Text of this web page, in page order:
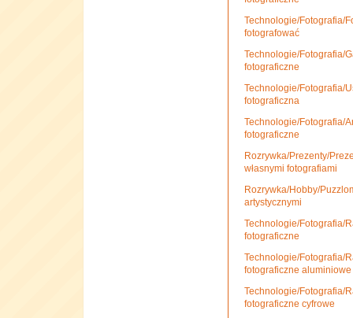
Technologie/Fotografia/
fotografować
Technologie/Fotografia/
fotograficzne
Technologie/Fotografia/
fotograficzna
Technologie/Fotografia/
fotograficzne
Rozrywka/Prezenty/
własnymi fotografiami
Rozrywka/Hobby/
artystycznymi
Technologie/Fotografia/
fotograficzne
Technologie/Fotografia/
fotograficzne aluminiowe
Technologie/Fotografia/
fotograficzne cyfrowe